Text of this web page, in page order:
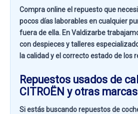
Compra online el repuesto que
pocos días laborables en cualquier
fuera de ella. EnValdizarbe
con despieces y talleres
la calidad y el correcto estado de los
Repuestos usados de
CITROËN y otras marcas
Si estás buscandorepuestos de